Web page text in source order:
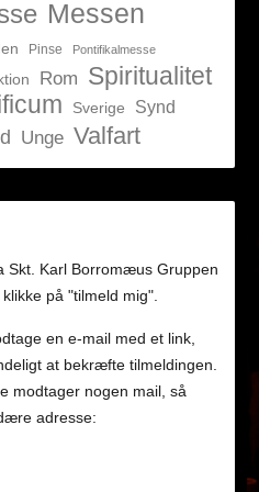
Messen
Pinse Pontifikalmesse
Rom Spiritualitet
Sverige
Synd
Unge Valfart
Skt. Karl Borromæus Gruppen
på "tilmeld mig".
en e-mail med et link,
at bekræfte tilmeldingen.
modtager nogen mail, så
adresse: